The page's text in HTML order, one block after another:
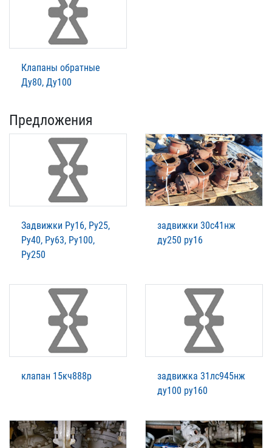
Клапаны обратные
Ду80, Ду100
Предложения
Задвижки Ру16, Ру25,
Ру40, Ру63, Ру100,
Ру250
задвижки 30с41нж
ду250 ру16
клапан 15кч888р
задвижка 31лс945нж
ду100 ру160